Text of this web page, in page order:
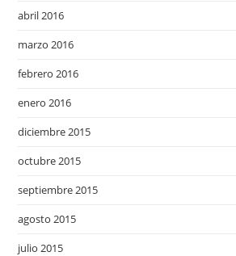
abril 2016
marzo 2016
febrero 2016
enero 2016
diciembre 2015
octubre 2015
septiembre 2015
agosto 2015
julio 2015